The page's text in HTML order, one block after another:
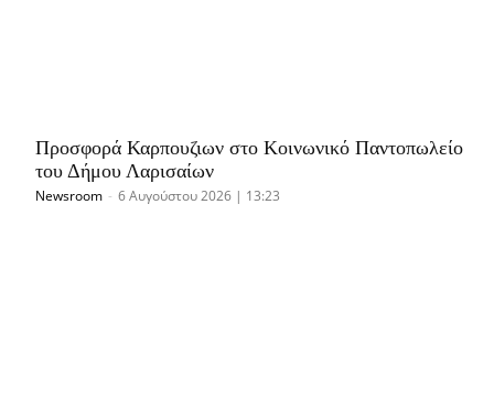
Προσφορά Καρπουζιων στο Κοινωνικό Παντοπωλείο
του Δήμου Λαρισαίων
Newsroom - 6 Αυγούστου 2026 | 13:23